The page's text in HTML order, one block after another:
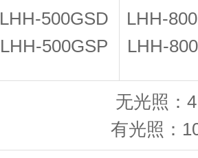
LHH-500GSD
LHH-500GSP
LHH-
LHH-
无光照：
有光照：